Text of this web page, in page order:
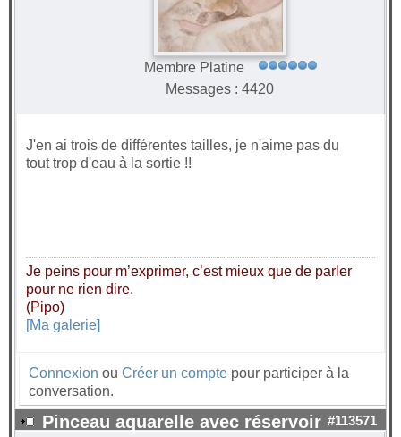
Membre Platine
Messages : 4420
J'en ai trois de différentes tailles, je n'aime pas du
tout trop d'eau à la sortie !!
Je peins pour m’exprimer, c’est mieux que de parler
pour ne rien dire.
(Pipo)
[Ma galerie]
Connexion ou Créer un compte pour participer à la
conversation.
Pinceau aquarelle avec réservoir #113571